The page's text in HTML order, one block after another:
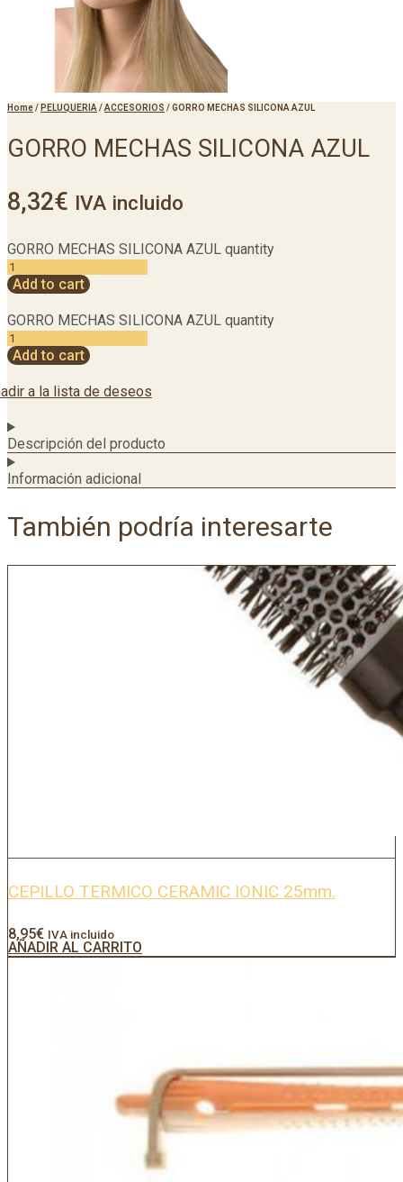
Home/ PELUQUERIA /ACCESORIOS /GORRO MECHAS SILICONA AZUL
GORRO MECHAS SILICONA AZUL
8,32€ IVA incluido
GORRO MECHAS SILICONA AZUL quantity
Add to cart
GORRO MECHAS SILICONA AZUL quantity
Add to cart
a la lista de deseos
Descripción del producto
Información adicional
También podría interesarte
CEPILLO TERMICO CERAMIC IONIC 25mm.
8,95€ IVA incluido
AÑADIR AL CARRITO